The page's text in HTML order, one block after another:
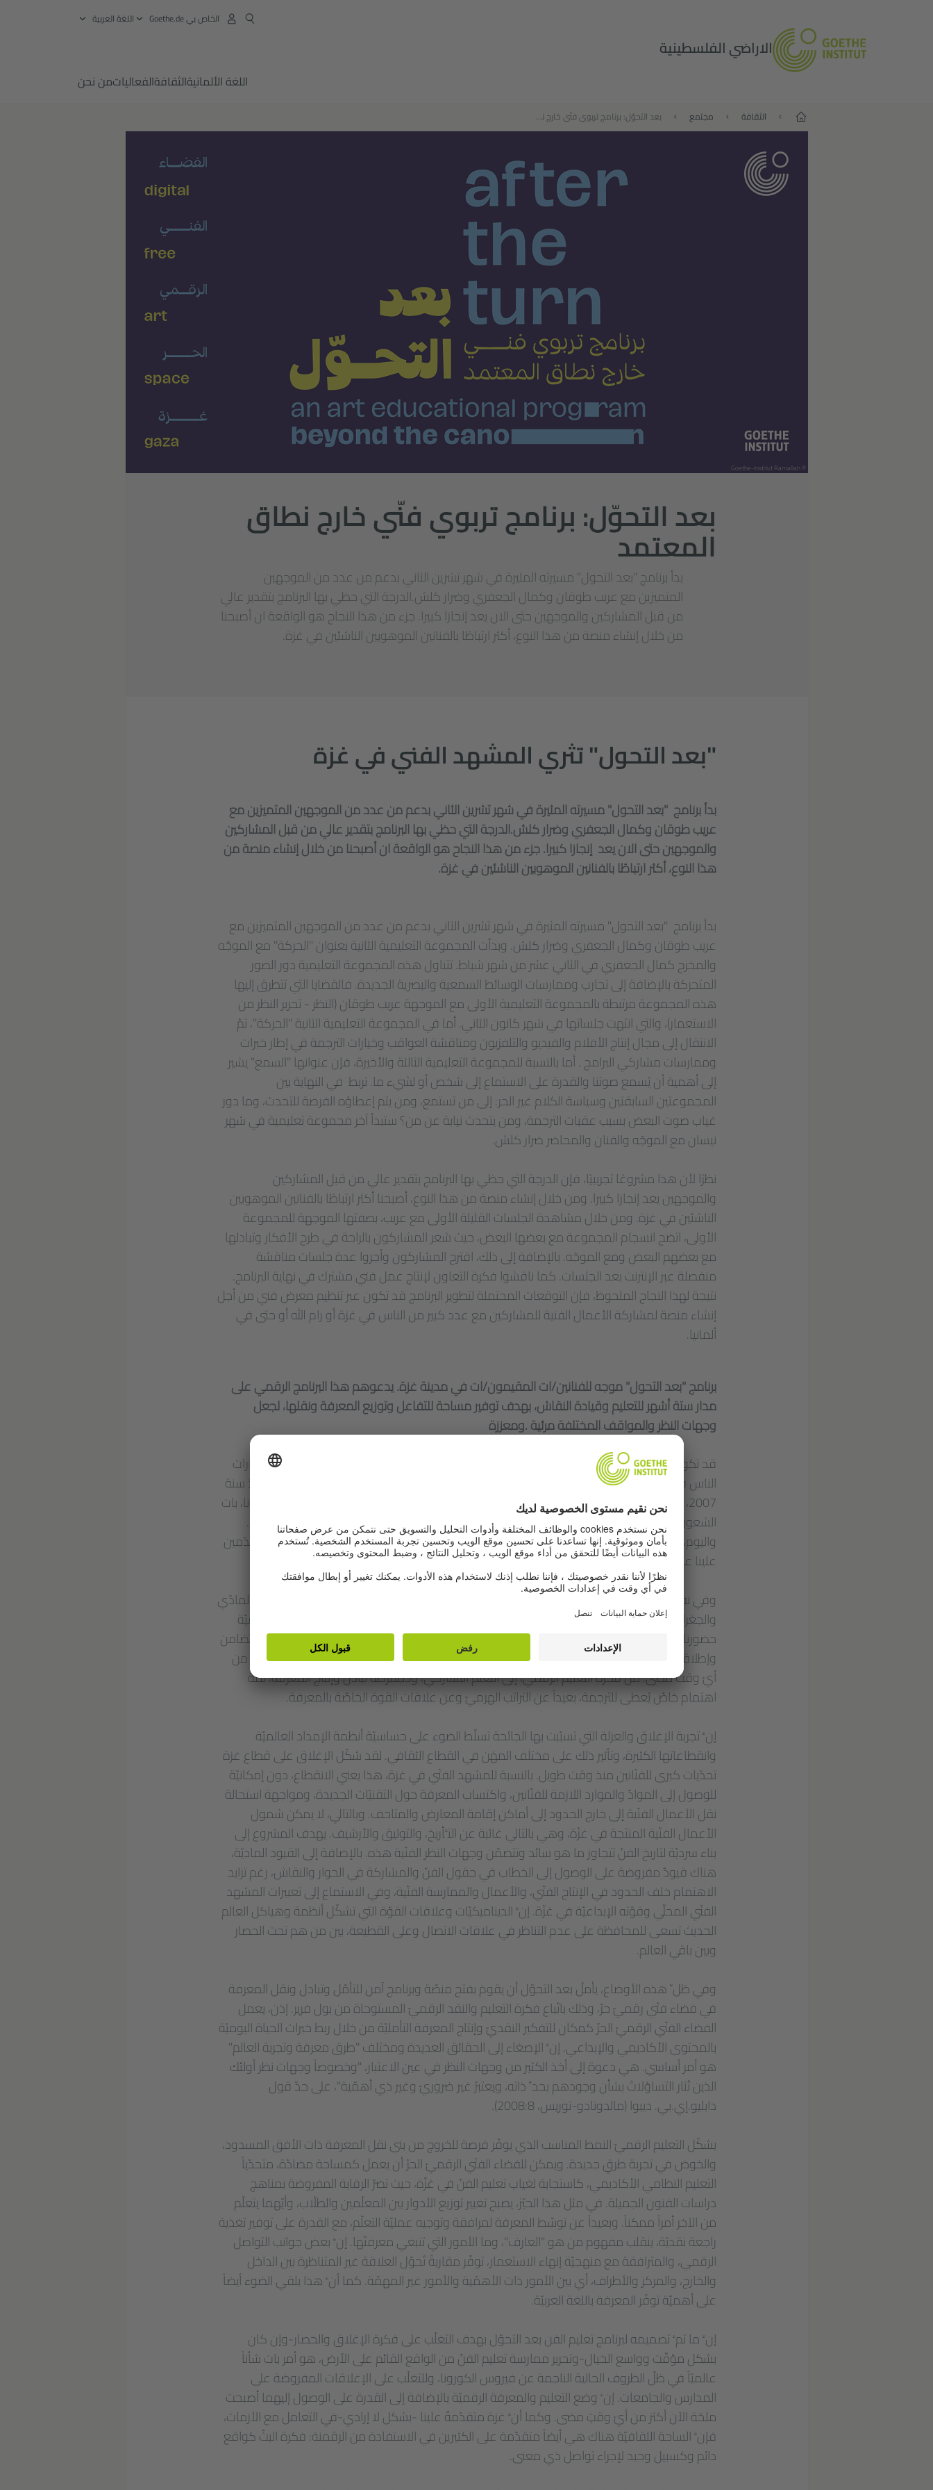
الاراضي الفلسطينية
الخاص بي Goethe.de ‏اللغة العربية
اللغة الألمانيةالثقافةالفعالياتمن نحن
البداية الثقافة مجتمع بعد التحوّل: برنامج تربوي فنّي خارج نطاق المعتمد
© Goethe-Institut Ramallah
بعد التحوّل: برنامج تربوي فنّي خارج نطاق
المعتمد
بدأ برنامج "بعد التحول" مسيرته المثيرة في شهر تشرين الثاني بدعم من عدد من الموجهين
المتميزين مع عريب طوقان وكمال الجعفري وضرار كلش.الدرجة التي حظي بها البرنامج بتقدير عالي
من قبل المشاركين والموجهين حتى الان يعد إنجازا كبيرا. جزء من هذا النجاح هو الواقعة ان أصبحنا
من خلال إنشاء منصة من هذا النوع، أكثر ارتباطًا بالفنانين الموهوبين الناشئين في غزة.
"بعد التحول" تثري المشهد الفني في غزة
بدأ برنامج "بعد التحول" مسيرته المثيرة في شهر تشرين الثاني بدعم من عدد من الموجهين المتميزين مع
عريب طوقان وكمال الجعفري وضرار كلش.الدرجة التي حظي بها البرنامج بتقدير عالي من قبل المشاركين
والموجهين حتى الان يعد إنجازا كبيرا. جزء من هذا النجاح هو الواقعة ان أصبحنا من خلال إنشاء منصة من
هذا النوع، أكثر ارتباطًا بالفنانين الموهوبين الناشئين في غزة.
بدأ برنامج "بعد التحول" مسيرته المثيرة في شهر تشرين الثاني بدعم من عدد من الموجهين المتميزين مع
عريب طوقان وكمال الجعفري وضرار كلش. وبدأت المجموعة التعليمية الثانية بعنوان "الحركة" مع الموجّه
والمخرج كمال الجعفري في الثاني عشر من شهر شباط. تتناول هذه المجموعة التعليمية دور الصور
المتحركة بالإضافة إلى تجارب وممارسات الوسائط السمعية والبصرية الجديدة. فالقضايا التي تتطرق إليها
هذه المجموعة مرتبطة بالمجموعة التعليمية الأولى مع الموجهة عريب طوقان (النظر - تحرير النظر من
الاستعمار)، والتي انتهت جلساتها في شهر كانون الثاني. أما في المجموعة التعليمية الثانية "الحركة"، تمّ
الانتقال إلى مجال إنتاج الأفلام والفيديو والتلفزيون ومناقشة العواقب وخيارات الترجمة في إطار خبرات
وممارسات مشاركي البرامج . أما بالنسبة للمجموعة التعليمية الثالثة والأخيرة، فإن عنوانها "السمع" يشير
إلى أهمية أن يُسمع صوتنا والقدرة على الاستماع إلى شخص أو لشيء ما. تربط في النهاية بين
المجموعتين السابقتين وسياسة الكلام غير الحر: إلى من تستمع، ومن يتم إعطاؤه الفرصة للتحدث، وما دور
غياب صوت البعض بسبب عقبات الترجمة، ومن يتحدث نيابة عن من؟ ستبدأ آخر مجموعة تعليمية في شهر
نيسان مع الموجّه والفنان والمحاضر ضرار كلش.
نظرًا لأن هذا مشروعًا تجريبيًا، فإن الدرجة التي حظي بها البرنامج بتقدير عالي من قبل المشاركين
والموجهين يعد إنجازا كبيرا. ومن خلال إنشاء منصة من هذا النوع، أصبحنا أكثر ارتباطًا بالفنانين الموهوبين
الناشئين في غزة. ومن خلال مشاهدة الجلسات القليلة الأولى مع عريب، بصفتها الموجهة للمجموعة
الأولى، اتضح انسجام المجموعة مع بعضها البعض، حيث شعر المشاركون بالراحة في طرح الأفكار وتبادلها
مع بعضهم البعض ومع الموجّه. بالإضافة إلى ذلك، اقترح المشاركون وأجروا عدة جلسات مناقشة
منفصلة عبر الإنترنت بعد الجلسات. كما ناقشوا فكرة التعاون لإنتاج عمل فني مشترك في نهاية البرنامج.
نتيجة لهذا النجاح الملحوظ، فإن التوقعات المحتملة لتطوير البرنامج قد تكون عبر تنظيم معرض فني من أجل
إنشاء منصة لمشاركة الأعمال الفنية للمشاركين مع عدد كبير من الناس في غزة أو رام الله أو حتى في
ألمانيا.
برنامج "بعد التحول" موجه للفنانين/ات المقيمون/ات في مدينة غزة. يدعوهم هذا البرنامج الرقمي على
مدار ستة أشهر للتعليم وقيادة النقاش، بهدف توفير مساحة للتفاعل وتوزيع المعرفة ونقلها، لجعل
وجهات النظر والمواقف المختلفة مرئية .ومعززة
قد تكون تجربة الإغلاق الشامل للحياة العامّة بسبب جائحة كوفيد-19 حقيقة مشتركة فيما بين مليارات
الناس في جميع بلدان العالم تقريباً. أمّا تقييد الحركة، فيشكّل واقع الحياة اليوميّة للناس في غزّة منذ سنة
2007، عندما بدأ الحصار، وحرمت مليونَين من البشر من حقّهم في حريّة الحركة. في ظلّ جائحة الكورونا، بات
الشعور بالعيش في ظلّ الإغلاق مشتركاً في كلّ أنحاء العالم، رغم اختلاف الظروف (المسبَقة) بالطبع.
واليوم، وبخبرتهم في التعامل مع هذه الأزمات، فقد انقلبت الأوضاع، بحيث أصبح الناس في غزّة متقدّمين
علينا على نحو ما.
وفي نفس الوقت، تسبّبت الجائحة بتحوّل وتغيير كبيرَين، وبقفزةٍ إلى نقطة اللّا عودة. فرغم الانقطاع المادّي
والجغرافي، تتمّ كتابة سرديّة مشتركة وصَوغ ذاكرة جماعيّة، والتي قد تفتح بوّابة لإحساسٍ جديد بكيفيّة
حضورنا في العالم-كيف نتواصل وكيف نرتبط بالحقائق البعيدة عن واقعنا. تجري إعادة بحث لفعل التضامن
وإطلاقه في ضوء جديد. لقد تطوّر بعد التحوّل خلال السّنتَين الماضيَتين، لكنَّ نهجه بات الآن أكثر حدّة من
أيّ وقت مضى. من فكرة التعليم الرقمي، إلى التعلّم التشاركي، ودَمقْرطة تبادل وإنتاج المعرفة، ثمّة
اهتمام خاصّ يُعطى للترجمة، بعيداً عن التراتب الهرميّ وعن علاقات القوة الخاصّة بالمعرفة.
إنَّ تجربة الإغلاق والعزلة التي تسبّبت بها الجائحة تسلّط الضوء على حساسيّة أنظمة الإمداد العالميّة
وانقطاعاتها الكثيرة، وتأثير ذلك على مختلَف المهَن في القطاع الثقافي. لقد شكّل الإغلاق على قطاع غزة
تحدّيات كبرى للفنّانين منذ وقت طويل. بالنسبة للمشهد الفنّي في غزة، هذا يعني الانقطاع، دون إمكانيّة
للوصول إلى الموادّ والموارد اللازمة للفنّانين، واكتساب المعرفة حول التقنيّات الجديدة، ومواجهة استحالة
نقل الأعمال الفنّية إلى خارج الحدود إلى أماكن إقامة المعارض والمتاحف. وبالتالي، لا يمكن شمول
الأعمال الفنّية المنتَجة في غزّة، وهي بالتالي غائبة عن التَّأريخ، والتوثيق والأرشيف. يهدف المشروع إلى
بناء سرديّة لتاريخ الفنّ تتجاوز ما هو سائد وتتضمّن وجهات النظر الفنّية هذه. بالإضافة إلى القيود الماديّة،
هناك قيودٌ مفروضة على الوصول إلى الخطاب في حقول الفنّ والمشاركة في الحوار والنقاش، رغم تزايد
الاهتمام خلف الحدود في الإنتاج الفنّي، والأعمال والممارسة الفنّية، وفي الاستماع إلى تعبيرات المشهد
الفنّي المحلّي وقوّته الإبداعيّة في غزّة. إنَّ الديناميكيّات وعلاقات القوّة التي تشكّل أنظمة وهياكل العالم
الحديث تسعى للمحافظة على عدم التناظر في علاقات الاتصال وعلى القطيعة، بين من هم تحت الحصار
وبين باقي العالم.
وفي ظلِّ هذه الأوضاع، يأملُ بعد التحوّل أن يقومَ بفتح منصّة وبرنامج آمن للتأمّل وتبادل ونقل المعرفة
في فضاء فنّي رقميّ حرّ، وذلك باتّباع فكرة التعليم والنقد الرقميّ المستوحاة من بول فرير. إذن، يعمل
الفضاء الفنّي الرقميّ الحرّ كمكان للتفكير النقديّ وإنتاج المعرفة التأمليّة من خلال ربط خبرات الحياة اليوميّة
بالمحتوى الأكاديمي والإبداعي. إنَّ الإصغاء إلى الحقائق العديدة ومختلف "طرق معرفة وتجربة العالم"
هو أمر أساسي. هي دعوة إلى أخذ الكثير من وجهات النظر في عين الاعتبار، "وخصوصاً وجهات نظر أولئك
الذين تُثار التساؤلاتُ بشأن وجودهم بحدِّ ذاته، ويعتبرُ غير ضروريّ وغير ذي أهمّية"، على حدّ قول
دابليو.إي.بي. ديبوا (مالدونادو-توريس، 2008:8).
يشكّل التعليم الرقميّ النمط المناسب الذي يوفّر فرصة للخروج من بنى نقل المعرفة ذات الأفق المسدود،
والخوض في تجربة طرقٍ جديدة. ويمكن للفضاء الفنّي الرقميّ الحرّ أن يعملَ كمساحة مضادّة، متحدّياً
التعليم النظامي الأكاديمي، كاستجابة لغياب تعليم الفنّ في غزّة، حيث تضرّ الرقابة المفروضة بمناهج
دراسات الفنون الجميلة. في مثل هذا الحيّز، يصبح تغيير توزيع الأدوار بين المعلّمين والطلّاب، وأيّهما يتعلّم
من الآخر أمراً ممكناً. وبعيداً عن توسّط المعرفة لمرافقة وتوجيه عمليّة التعلّم، مع القدرة على توفير تغذية
راجعة نقديّة، ينقلب مفهوم من هو "العارف"، وما الأمور التي تنبغي معرفتُها. إنَّ بعض جوانب التواصل
الرقمي، والمترافقة مع منهجيّة إنهاء الاستعمار، توفّر مقاربةً تُحوّل العلاقة غير المتناظرة بين الداخل
والخارج، والمركز والأطراف، أي بين الأمور ذات الأهمّية والأمور غير المهمّة. كما أنَّ هذا يلقي الضوء أيضاً
على أهميّة توفّر المعرفة باللغة العربيّة.
إنَّ ما تمَّ تصميمه لبرنامج تعليم الفن بعد التحوّل بهدف التغلّب على فكرة الإغلاق والحصار-وإن كان
بشكل مؤقّت وواسع الخيال-وتحرير ممارسة تعليم الفنّ من الواقع القائم على الأرض، هو أمر بات شأناً
عالميّاً في ظلّ الظروف الحالية الناجمة عن فيروس الكورونا، وللتغلّب على الإغلاقات المفروضة على
المدارس والجامعات. إنَّ وضع التعليم والمعرفة الرقميّة بالإضافة إلى القدرة على الوصول إليهما أصبحت
ملحّة الآن أكثرَ من أيّ وقتٍ مضى. وكما أنَّ غزة متقدّمةٌ علينا -بشكل لا إرادي-في التعامل مع الأزمات،
فإنَّ الساحة الثقافيّة هناك هي أيضاً متقدّمة على الكثيرين في الاستفادة من الرقمنة: فكرة البثّ كواقع
دائم وكسبيل وحيد لإجراء تواصل ذي معنى.